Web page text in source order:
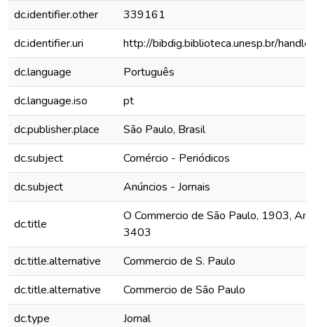
dc.identifier.other
339161
dc.identifier.uri
http://bibdig.biblioteca.unesp.br/
dc.language
Português
dc.language.iso
pt
dc.publisher.place
São Paulo, Brasil
dc.subject
Comércio - Periódicos
dc.subject
Anúncios - Jornais
dc.title
O Commercio de São Paulo, 1903,
3403
dc.title.alternative
Commercio de S. Paulo
dc.title.alternative
Commercio de São Paulo
dc.type
Jornal